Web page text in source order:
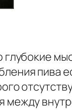
пива
между